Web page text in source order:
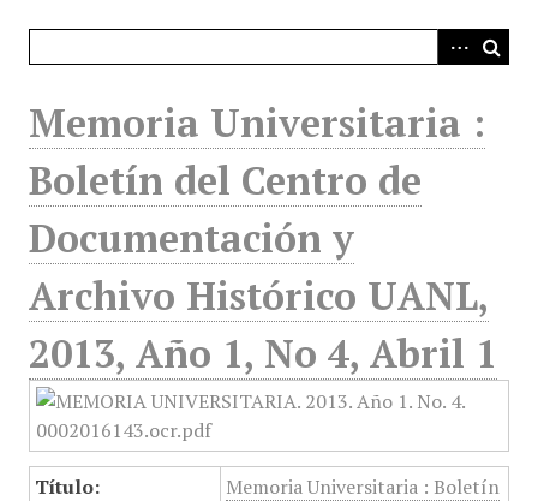
Memoria Universitaria :
Boletín del Centro de
Documentación y
Archivo Histórico UANL,
2013, Año 1, No 4, Abril 1
Título:
Memoria Universitaria : Boletín